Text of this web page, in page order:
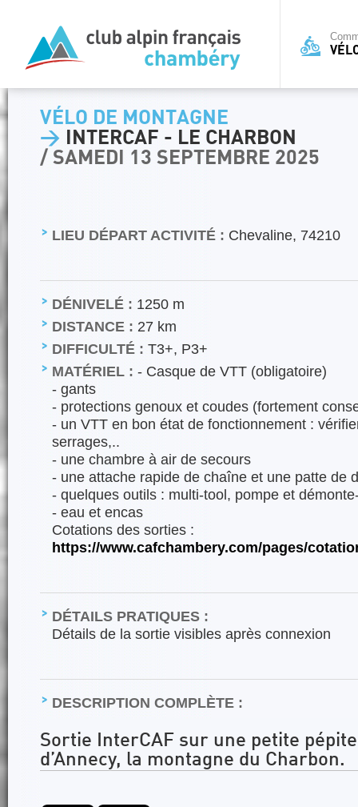
VÉLO DE MONTAGNE
> INTERCAF - LE CHARBON
/ SAMEDI 13 SEPTEMBRE 2025
LIEU DÉPART ACTIVITÉ : Chevaline, 74210
DÉNIVELÉ : 1250 m
DISTANCE : 27 km
DIFFICULTÉ : T3+, P3+
MATÉRIEL : - Casque de VTT (obligatoire)
- gants
- protections genoux et coudes (fortement
- un VTT en bon état de fonctionnement :
serrages,..
- une chambre à air de secours
- une attache rapide de chaîne et une patte de
- quelques outils : multi-tool, pompe et
- eau et encas
Cotations des sorties :
https://www.cafchambery.com/pages/
DÉTAILS PRATIQUES :
Détails de la sortie visibles après connexion
DESCRIPTION COMPLÈTE :
Sortie InterCAF sur une petite
d’Annecy, la montagne du Charbon.